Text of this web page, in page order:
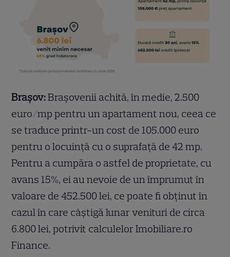
Brașov:Brașovenii achită, în medie, 2.500
euro/mp pentru un apartament nou, ceea ce
se traduce printr-un cost de 105.000 euro
pentru o locuință cu o suprafață de 42 mp.
Pentru a cumpăra o astfel de proprietate, cu
avans 15%, ei au nevoie de un împrumut în
valoare de 452.500 lei, ce poate fi obținut în
cazul în care câștigă lunar venituri de circa
6.800 lei, potrivit calculelor Imobiliare.ro
Finance.